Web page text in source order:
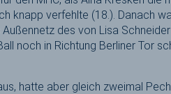
knapp verfehlte (18.). Danach
des von Lisa
noch in Richtung Berliner Tor
hatte aber gleich zweimal